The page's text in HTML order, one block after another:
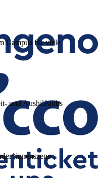
Campus für viele
und Aushilfsjobs